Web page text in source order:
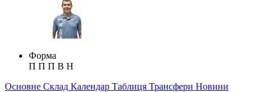
Форма
П П П В Н
Основне Склад Календар Таблиця Трансфери Новини